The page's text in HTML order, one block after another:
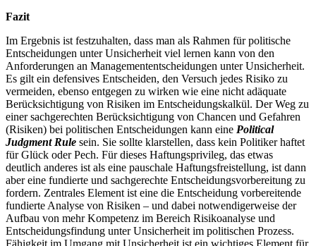
Fazit
Im Ergebnis ist festzuhalten, dass man als Rahmen für politische
Entscheidungen unter Unsicherheit viel lernen kann von den
Anforderungen an Managemententscheidungen unter Unsicherheit.
Es gilt ein defensives Entscheiden, den Versuch jedes Risiko zu
vermeiden, ebenso entgegen zu wirken wie eine nicht adäquate
Berücksichtigung von Risiken im Entscheidungskalkül. Der Weg zu
einer sachgerechten Berücksichtigung von Chancen und Gefahren
(Risiken) bei politischen Entscheidungen kann eine Political
Judgment Rule sein. Sie sollte klarstellen, dass kein Politiker haftet
für Glück oder Pech. Für dieses Haftungsprivileg, das etwas
deutlich anderes ist als eine pauschale Haftungsfreistellung, ist dann
aber eine fundierte und sachgerechte Entscheidungsvorbereitung zu
fordern. Zentrales Element ist eine die Entscheidung vorbereitende
fundierte Analyse von Risiken – und dabei notwendigerweise der
Aufbau von mehr Kompetenz im Bereich Risikoanalyse und
Entscheidungsfindung unter Unsicherheit im politischen Prozess.